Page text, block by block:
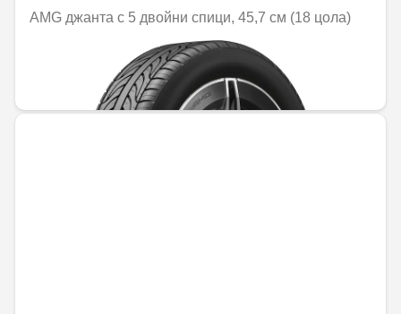
AMG джанта с 5 двойни спици, 45,7 см (18 цола)
Не е налично онлайн
1161,67 € / 2272,03 лв.